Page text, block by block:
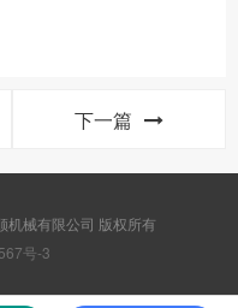
下一篇
械有限公司 版权所有
号-3